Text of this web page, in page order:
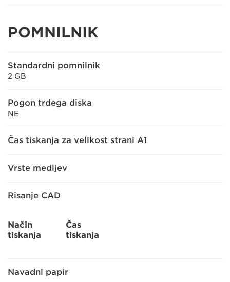
POMNILNIK
Standardni pomnilnik
2 GB
Pogon trdega diska
NE
Čas tiskanja za velikost strani A1
Vrste medijev
Risanje CAD
Način
tiskanja
Čas
tiskanja
Navadni papir